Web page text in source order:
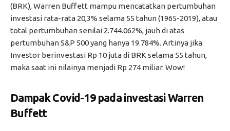
(BRK), Warren Buffett mampu mencatatkan pertumbuhan
investasi rata-rata 20,3% selama 55 tahun (1965-2019), atau
total pertumbuhan senilai 2.744.062%, jauh di atas
pertumbuhan S&P 500 yang hanya 19.784%. Artinya jika
Investor berinvestasi Rp 10 juta di BRK selama 55 tahun,
maka saat ini nilainya menjadi Rp 274 miliar. Wow!
Dampak Covid-19 pada investasi Warren
Buffett